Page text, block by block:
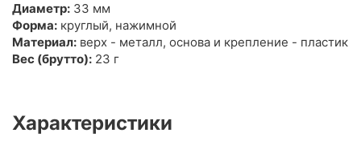
Диаметр: 33 мм
Форма: круглый, нажимной
Материал: верх - металл, основа и крепление - пластик
Вес (брутто): 23 г
Характеристики